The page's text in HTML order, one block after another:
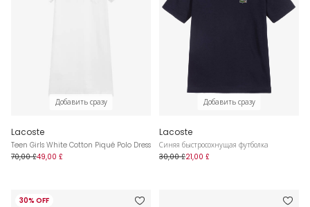
Добавить сразу
Lacoste
Teen Girls White Cotton Piqué Polo Dress
70,00 £49,00 £
Добавить сразу
Lacoste
Синяя быстросохнущая футболка
30,00 £21,00 £
30% OFF